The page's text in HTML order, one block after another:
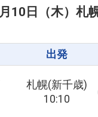
10日（木） 札
出発
札幌(新千歳)
10:10